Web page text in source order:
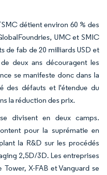
détient environ 60 % des
UMC et SMIC
de fab de 20 milliards USD et
deux ans découragent les
se manifeste donc dans la
des défauts et l'étendue du
la réduction des prix.
divisent en deux camps.
pour la suprématie en
la R&D sur les procédés
2,5D/3D. Les entreprises
X-FAB et Vanguard se